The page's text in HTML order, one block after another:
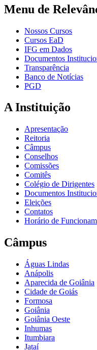
Menu de
Nossos Cursos
Cursos EaD
IFG em Dados
Documentos
Transparência
Banco de Notícias
PGD
A Instituição
Apresentação
Reitoria
Câmpus
Conselhos
Comissões
Comitês
Colégio de Dirigentes
Documentos
Eleições
Contatos
Horário de
Câmpus
Águas Lindas
Anápolis
Aparecida de Goiânia
Cidade de Goiás
Formosa
Goiânia
Goiânia Oeste
Inhumas
Itumbiara
Jataí